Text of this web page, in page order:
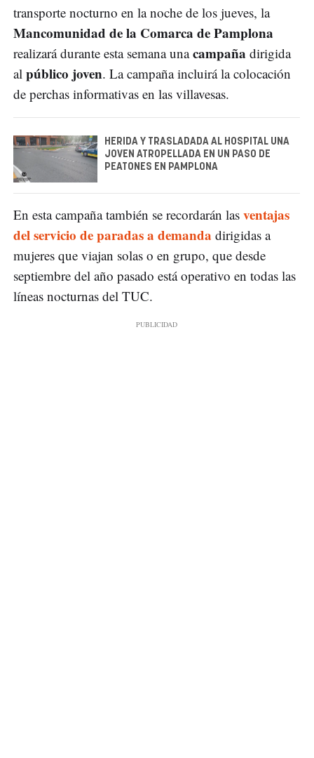
transporte nocturno en la noche de los jueves, la
Mancomunidad de la Comarca de Pamplona
realizará durante esta semana unacampaña dirigida
al público joven. La campaña incluirá la colocación
de perchas informativas en las villavesas.
HERIDA Y TRASLADADA AL HOSPITAL UNA
JOVEN ATROPELLADA EN UN PASO DE
PEATONES EN PAMPLONA
En esta campaña también se recordarán las ventajas
del servicio de paradas a demanda dirigidas a
mujeres que viajan solas o en grupo, que desde
septiembre del año pasado está operativo en todas las
líneas nocturnas del TUC.